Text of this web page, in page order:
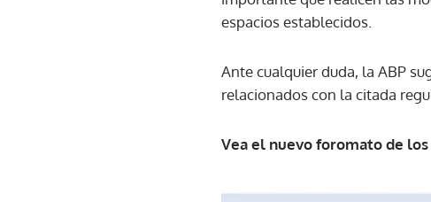
espacios establecidos.
Ante cualquier duda, la ABP
relacionados con la citada
Vea el nuevo foromato de los